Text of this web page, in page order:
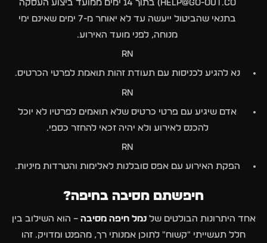
Help@go-out.co) בתוך 14 ימים ממועד ביצוע העסקה
בתנאי שהביטול ייעשה עד לא יאוחר מ-7 ימים שאינם ימי
מנוחה, לפני מועד האירוע.
rn
נא להגיע לכניסות עם תעודת זהות תואמת לפרטי הכרטיס.
rn
אדם שיגיע עם פרטי כרטיס שלא תואמים לפרטיו לא יוכל
להכנס לאירוע ולא יהיה זכאי להחזר כספי.
rn
הפקת האירוע עם אפס סובלנות לאלימות והטרדות מיניות.
חיפשתם מסיבה בחיפה?
אחד היתרונות הבולטים שלנמל חיפה מסיבה – הוא השילוב בין
חלל תעשייתי "קשוח" לתוכן אמנותי רך, מהפנט ומדויק. זהו